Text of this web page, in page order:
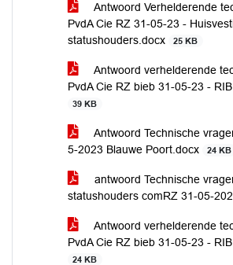
Antwoord Verhelderende
PvdA Cie RZ 31-05-23 -
statushouders.docx
25 KB
Antwoord verhelderende
PvdA Cie RZ bieb 31-05-23 -
39 KB
Antwoord Technische
5-2023 Blauwe Poort.docx
24 KB
antwoord Technische
statushouders comRZ 31-05-
Antwoord verhelderende
PvdA Cie RZ bieb 31-05-23 -
24 KB